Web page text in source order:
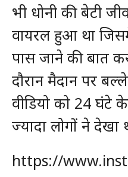
भी धोनी की बेटी
वायरल हुआ था
पास जाने की बात
दौरान मैदान पर
वीडियो को 24
ज्यादा लोगों ने देखा
https://